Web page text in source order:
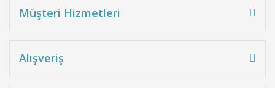
Müşteri Hizmetleri
Alışveriş